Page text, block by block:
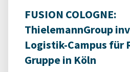
FUSION COLOGNE:
ThielemannGroup
Logistik-Campus für
Gruppe in Köln